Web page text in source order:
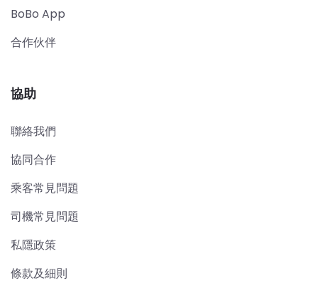
BoBo App
合作伙伴
協助
聯絡我們
協同合作
乘客常見問題
司機常見問題
私隱政策
條款及細則